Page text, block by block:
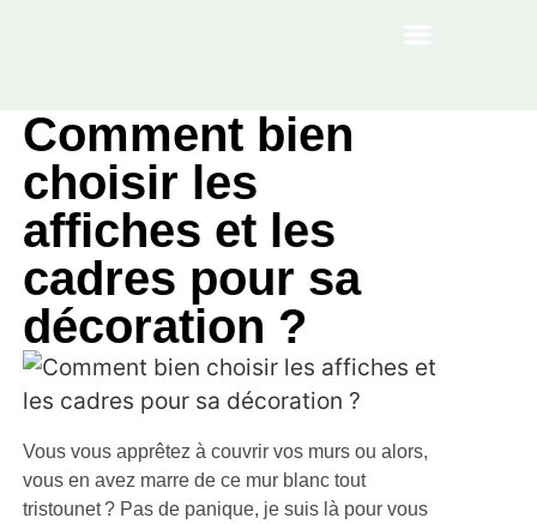
Comment bien
choisir les
affiches et les
cadres pour sa
décoration ?
Vous vous apprêtez à couvrir vos murs ou alors,
vous en avez marre de ce mur blanc tout
tristounet ? Pas de panique, je suis là pour vous